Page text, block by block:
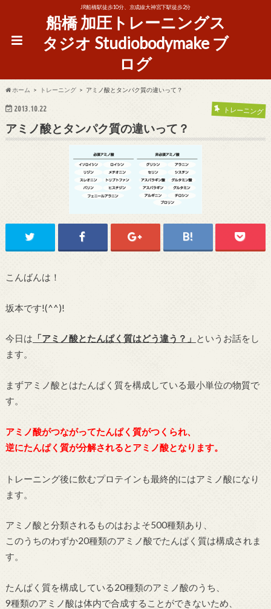
JR船橋駅徒歩10分、京成線大神宮下駅徒歩2分
船橋 加圧トレーニングス
タジオ Studiobodymake ブ
ログ
ホーム トレーニング アミノ酸とタンパク質の違いって？
2013.10.22 トレーニング
アミノ酸とタンパク質の違いって？
こんばんは！
坂本です!(^^)!
今日は 「アミノ酸とたんぱく質はどう違う？」 というお話をし
ます。
まずアミノ酸とはたんぱく質を構成している最小単位の物質で
す。
アミノ酸がつながってたんぱく質がつくられ、
逆にたんぱく質が分解されるとアミノ酸となります。
トレーニング後に飲むプロテインも最終的にはアミノ酸になり
ます。
アミノ酸と分類されるものはおよそ500種類あり、
このうちのわずか20種類のアミノ酸でたんぱく質は構成されま
す。
たんぱく質を構成している20種類のアミノ酸のうち、
9種類のアミノ酸は体内で合成することができないため、